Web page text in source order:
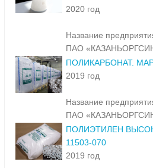
2020 год
Название
ПАО
ПОЛИКАРБОНАТ.
2019 год
Название
ПАО
ПОЛИЭТИЛЕН
11503-070
2019 год